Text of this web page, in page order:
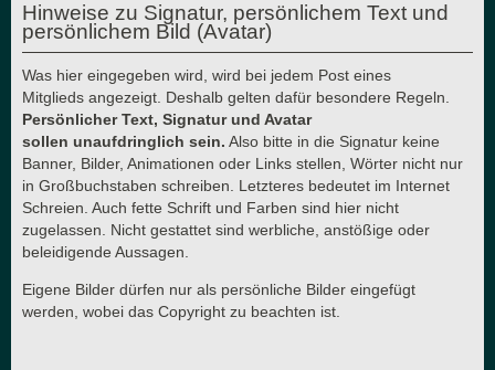
Hinweise zu Signatur, persönlichem Text und
persönlichem Bild (Avatar)
Was hier eingegeben wird, wird bei jedem Post eines
Mitglieds angezeigt. Deshalb gelten dafür besondere Regeln.
Persönlicher Text, Signatur und Avatar
sollen unaufdringlich sein. Also bitte in die Signatur keine
Banner, Bilder, Animationen oder Links stellen, Wörter nicht nur
in Großbuchstaben schreiben. Letzteres bedeutet im Internet
Schreien. Auch fette Schrift und Farben sind hier nicht
zugelassen. Nicht gestattet sind werbliche, anstößige oder
beleidigende Aussagen.
Eigene Bilder dürfen nur als persönliche Bilder eingefügt
werden, wobei das Copyright zu beachten ist.